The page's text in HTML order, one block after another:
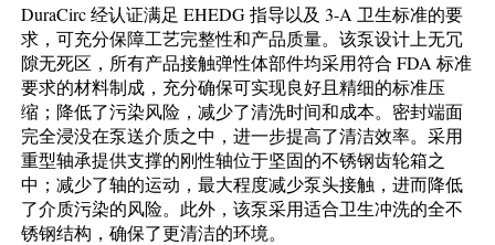
DuraCirc 经认证满足 EHEDG 指导以及 3-A 卫生标准的要
求，可充分保障工艺完整性和产品质量。该泵设计上无冗
隙无死区，所有产品接触弹性体部件均采用符合 FDA 标准
要求的材料制成，充分确保可实现良好且精细的标准压
缩；降低了污染风险，减少了清洗时间和成本。密封端面
完全浸没在泵送介质之中，进一步提高了清洁效率。采用
重型轴承提供支撑的刚性轴位于坚固的不锈钢齿轮箱之
中；减少了轴的运动，最大程度减少泵头接触，进而降低
了介质污染的风险。此外，该泵采用适合卫生冲洗的全不
锈钢结构，确保了更清洁的环境。